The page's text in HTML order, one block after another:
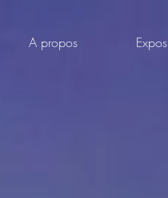
A propos Expos